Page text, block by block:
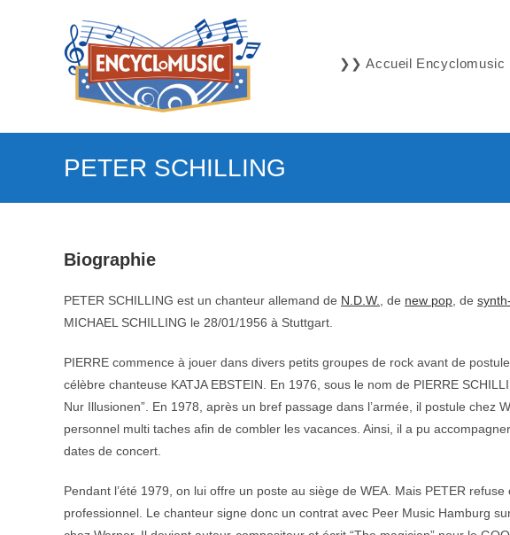
❯❯ Accueil Encyclomusic
PETER SCHILLING
Biographie
PETER SCHILLING est un chanteur allemand de N.D.W. , de new pop , de
MICHAEL SCHILLING le 28/01/1956 à Stuttgart.
PIERRE commence à jouer dans divers petits groupes de rock avant de
célèbre chanteuse KATJA EBSTEIN. En 1976, sous le nom de PIERRE
Nur Illusionen”. En 1978, après un bref passage dans l’armée, il postule chez
personnel multi taches afin de combler les vacances. Ainsi, il a pu
dates de concert.
Pendant l’été 1979, on lui offre un poste au siège de WEA. Mais PETER
professionnel. Le chanteur signe donc un contrat avec Peer Music Hamburg